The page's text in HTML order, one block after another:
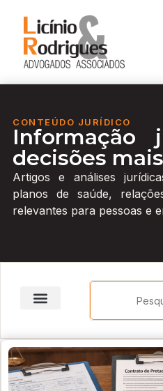
CONTEÚDO JURÍDICO
Informação
decisões
Artigos e análises
planos de saúde,
relevantes para pessoas e